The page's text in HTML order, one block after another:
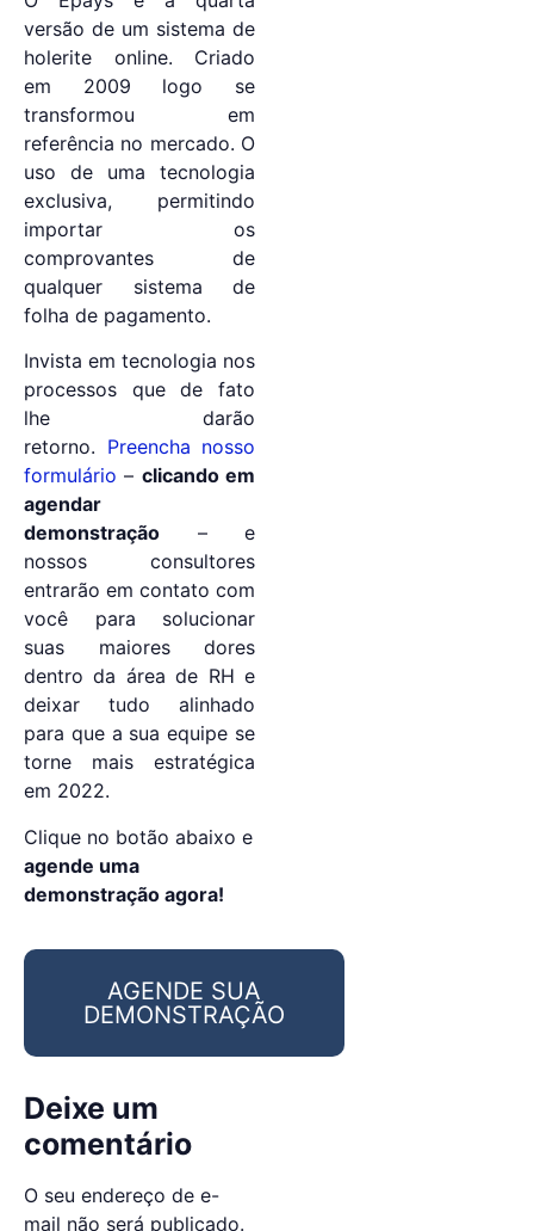
versão de um sistema de
holerite online. Criado
em 2009 logo se
transformou em
referência no mercado. O
uso de uma tecnologia
exclusiva, permitindo
importar os
comprovantes de
qualquer sistema de
folha de pagamento.
Invista em tecnologia nos
processos que de fato
lhe darão
retorno. Preencha nosso
formulário – clicando em
agendar
demonstração – e
nossos consultores
entrarão em contato com
você para solucionar
suas maiores dores
dentro da área de RH e
deixar tudo alinhado
para que a sua equipe se
torne mais estratégica
em 2022.
Clique no botão abaixo e
agende uma
demonstração agora!
AGENDE SUA
DEMONSTRAÇÃO
Deixe um
comentário
O seu endereço de e-
mail não será publicado.